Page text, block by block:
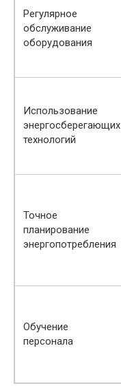
Регулярное
обслуживание
оборудования
Использование
энергосберегающих
технологий
Точное
планирование
энергопотребления
Обучение
персонала